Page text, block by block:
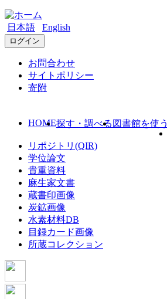
日本語 English
ログイン
お問合わせ
サイトポリシー
寄附
HOME探す・調べる 図書館を使う
リポジトリ(QIR)
学位論文
貴重資料
麻生家文書
蔵書印画像
炭鉱画像
水素材料DB
目録カード画像
所蔵コレクション